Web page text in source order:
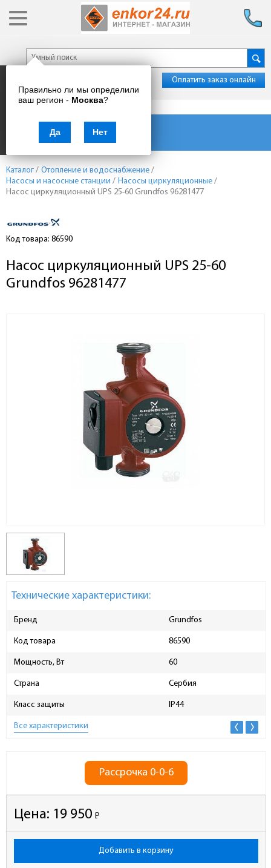
Правильно ли мы определили
ваш регион - Москва?
Да Нет
Оплатить заказ онлайн
Каталог товаров
Каталог / Отопление и водоснабжение /
Насосы и насосные станции / Насосы циркуляционные /
Насос циркуляционный UPS 25-60 Grundfos 96281477
Код товара: 86590
Насос циркуляционный UPS 25-60
Grundfos 96281477
Технические характеристики:
Бренд Grundfos
Код товара 86590
Мощность, Вт 60
Страна Сербия
Класс защиты IP44
Все характеристики
Рассрочка 0-0-6
Цена: 19 950 Р
-
Добавить в корзину